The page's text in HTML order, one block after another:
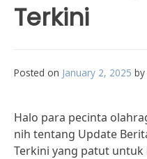
Terkini
Posted on January 2, 2025 by
Halo para pecinta
nih tentang Update
Terkini yang patut untuk